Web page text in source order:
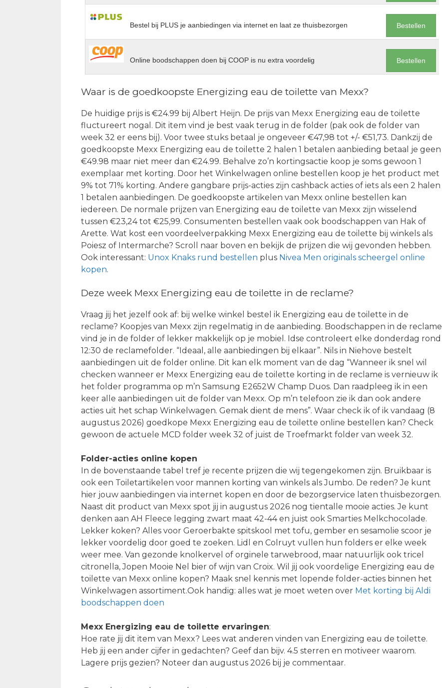
Bestel bij PLUS je aanbiedingen via internet en laat ze thuisbezorgen Bestellen
Online boodschappen doen bij COOP is nu extra voordelig Bestellen
Waar is de goedkoopste Energizing eau de toilette van Mexx?
De huidige prijs is €24.99 bij Albert Heijn. De prijs van Mexx Energizing eau de toilette
fluctureert nogal. Dit item vind je best vaak terug in de folder (pak ook de folder van
week 32 er eens bij). Voor twee stuks betaal je ongeveer €47,98 tot +/- €51,73. Dankzij de
goedkoopste Mexx Energizing eau de toilette 2 halen 1 betalen aanbieding betaal je geen
€49.98 maar niet meer dan €24.99. Behalve zo’n kortingsactie koop je soms gewoon 1
exemplaar met korting. Door het Winkelwagen online bestellen koop je het product met
9% tot 71% korting. Andere gangbare prijs-acties zijn cashback acties of iets als een 2 halen
1 betalen aanbiedingen. De goedkoopste artikelen van Mexx online bestellen kan
iedereen. De normale prijzen van Energizing eau de toilette van Mexx zijn wisselend
tussen €23,24 tot €25,99. Consumenten bestellen vaak ook boodschappen van Hak of
Arette. Wat kost een voordeelverpakking Mexx Energizing eau de toilette bij winkels als
Poiesz of Intermarche? Scroll naar boven en bekijk de prijzen die wij gevonden hebben.
Ook interessant: Unox Knaks rund bestellen plus Nivea Men originals scheergel online
kopen.
Deze week Mexx Energizing eau de toilette in de reclame?
Vraag jij het jezelf ook af: bij welke winkel bestel ik Energizing eau de toilette in de
reclame? Koopjes van Mexx zijn regelmatig in de aanbieding. Boodschappen in de reclame
vind je in de folder of lekker makkelijk op je mobiel. Idse controleert elke donderdag rond
12:30 de reclamefolder. “Ideaal, alle aanbiedingen bij elkaar”. Nils in Niehove bestelt
aanbiedingen uit de folder online. Dit kan elk moment van de dag “Wanneer ik snel wil
checken wanneer er Mexx Energizing eau de toilette korting in de reclame is vernieuw ik
het folder programma op m’n Samsung E2652W Champ Duos. Dan raadpleeg ik in een
keer alle aanbiedingen uit de folder van Mexx. Op m’n telefoon zie ik dan ook andere
acties uit het schap Winkelwagen. Gemak dient de mens”. Waar check ik of ik vandaag (8
augustus 2026) goedkope Mexx Energizing eau de toilette online bestellen kan? Check
gewoon de actuele MCD folder week 32 of juist de Troefmarkt folder van week 32.
Folder-acties online kopen
In de bovenstaande tabel tref je recente prijzen die wij tegengekomen zijn. Bruikbaar is
ook een Toiletartikelen voor mannen korting van winkels als Jumbo. De reden? Je kunt
hier jouw aanbiedingen via internet kopen en door de bezorgservice laten thuisbezorgen.
Naast dit product van Mexx spot jij in augustus 2026 nog tientalle mooie acties. Je kunt
denken aan AH Fleece legging zwart maat 42-44 en juist ook Smarties Melkchocolade.
Lekker koken? Alles voor Geroerbakte spitskool met tofu, gember en sesamolie scoor je
lekker voordelig door goed te zoeken. Lidl en Colruyt vullen hun folders er elke week
weer mee. Van gezonde knolkervel of orginele tarwebrood, maar natuurlijk ook tricel
citronella, Jopen Mooie Nel bier of wijn van Croix. Wil jij ook voordelige Energizing eau de
toilette van Mexx online kopen? Maak snel kennis met lopende folder-acties binnen het
Winkelwagen assortiment.Ook handig: alles wat je moet weten over Met korting bij Aldi
boodschappen doen
Mexx Energizing eau de toilette ervaringen:
Hoe rate jij dit item van Mexx? Lees wat anderen vinden van Energizing eau de toilette.
Heb jij een ander cijfer in gedachten? Geef dan bijv. 4.5 sterren en motiveer waarom.
Lagere prijs gezien? Noteer dan augustus 2026 bij je commentaar.